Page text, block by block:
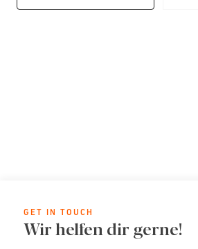
GET IN TOUCH
Wir helfen dir gerne!